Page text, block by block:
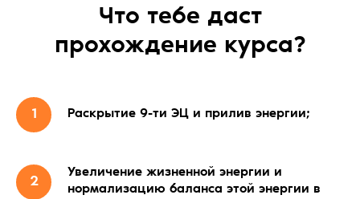
Что тебе даст
прохождение курса?
Раскрытие 9-ти ЭЦ и прилив энергии;
Увеличение жизненной энергии и
нормализацию баланса этой энергии в